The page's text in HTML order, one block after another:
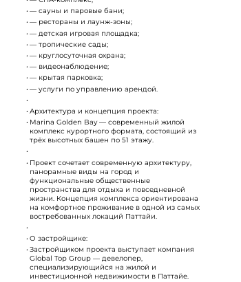
— сауны и паровые бани;
— рестораны и лаунж-зоны;
— детская игровая площадка;
— тропические сады;
— круглосуточная охрана;
— видеонаблюдение;
— крытая парковка;
— услуги по управлению арендой.
Архитектура и концепция проекта:
Marina Golden Bay — современный жилой
комплекс курортного формата, состоящий из
трёх высотных башен по 51 этажу.
Проект сочетает современную архитектуру,
панорамные виды на город и
функциональные общественные
пространства для отдыха и повседневной
жизни. Концепция комплекса ориентирована
на комфортное проживание в одной из самых
востребованных локаций Паттайи.
О застройщике:
Застройщиком проекта выступает компания
Global Top Group — девелопер,
специализирующийся на жилой и
инвестиционной недвижимости в Паттайе.